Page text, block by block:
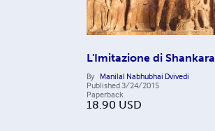
L'Imitazione di Shankara
By Manilal Nabhubhai Dvivedi
Published3/24/2015
Paperback
18.90 USD